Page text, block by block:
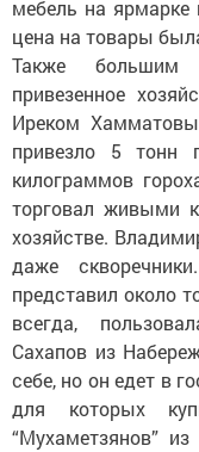
мебель на ярмарке
цена на товары
Также большим
привезенное
Иреком
привезло 5
килограммов
торговал живыми
хозяйстве.
даже
представил около
всегда,
Сахапов из
себе, но он едет в
для которых
“Мухаметзянов” из